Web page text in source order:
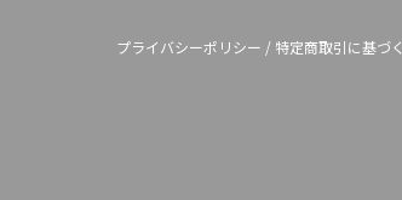
プライバシーポリシー / 特定商取引に基づ